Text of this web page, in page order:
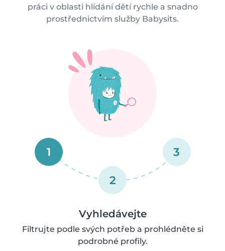
práci v oblasti hlídání dětí rychle a snadno
prostřednictvím služby Babysits.
1
2
3
Vyhledávejte
Filtrujte podle svých potřeb a prohlédněte si
podrobné profily.